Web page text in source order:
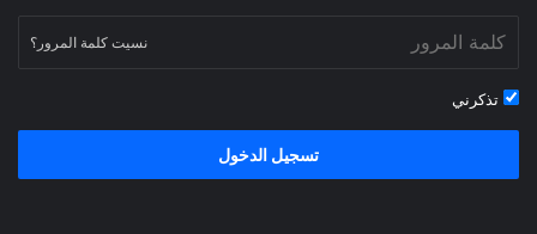
نسيت كلمة المرور؟
تذكرني
تسجيل الدخول